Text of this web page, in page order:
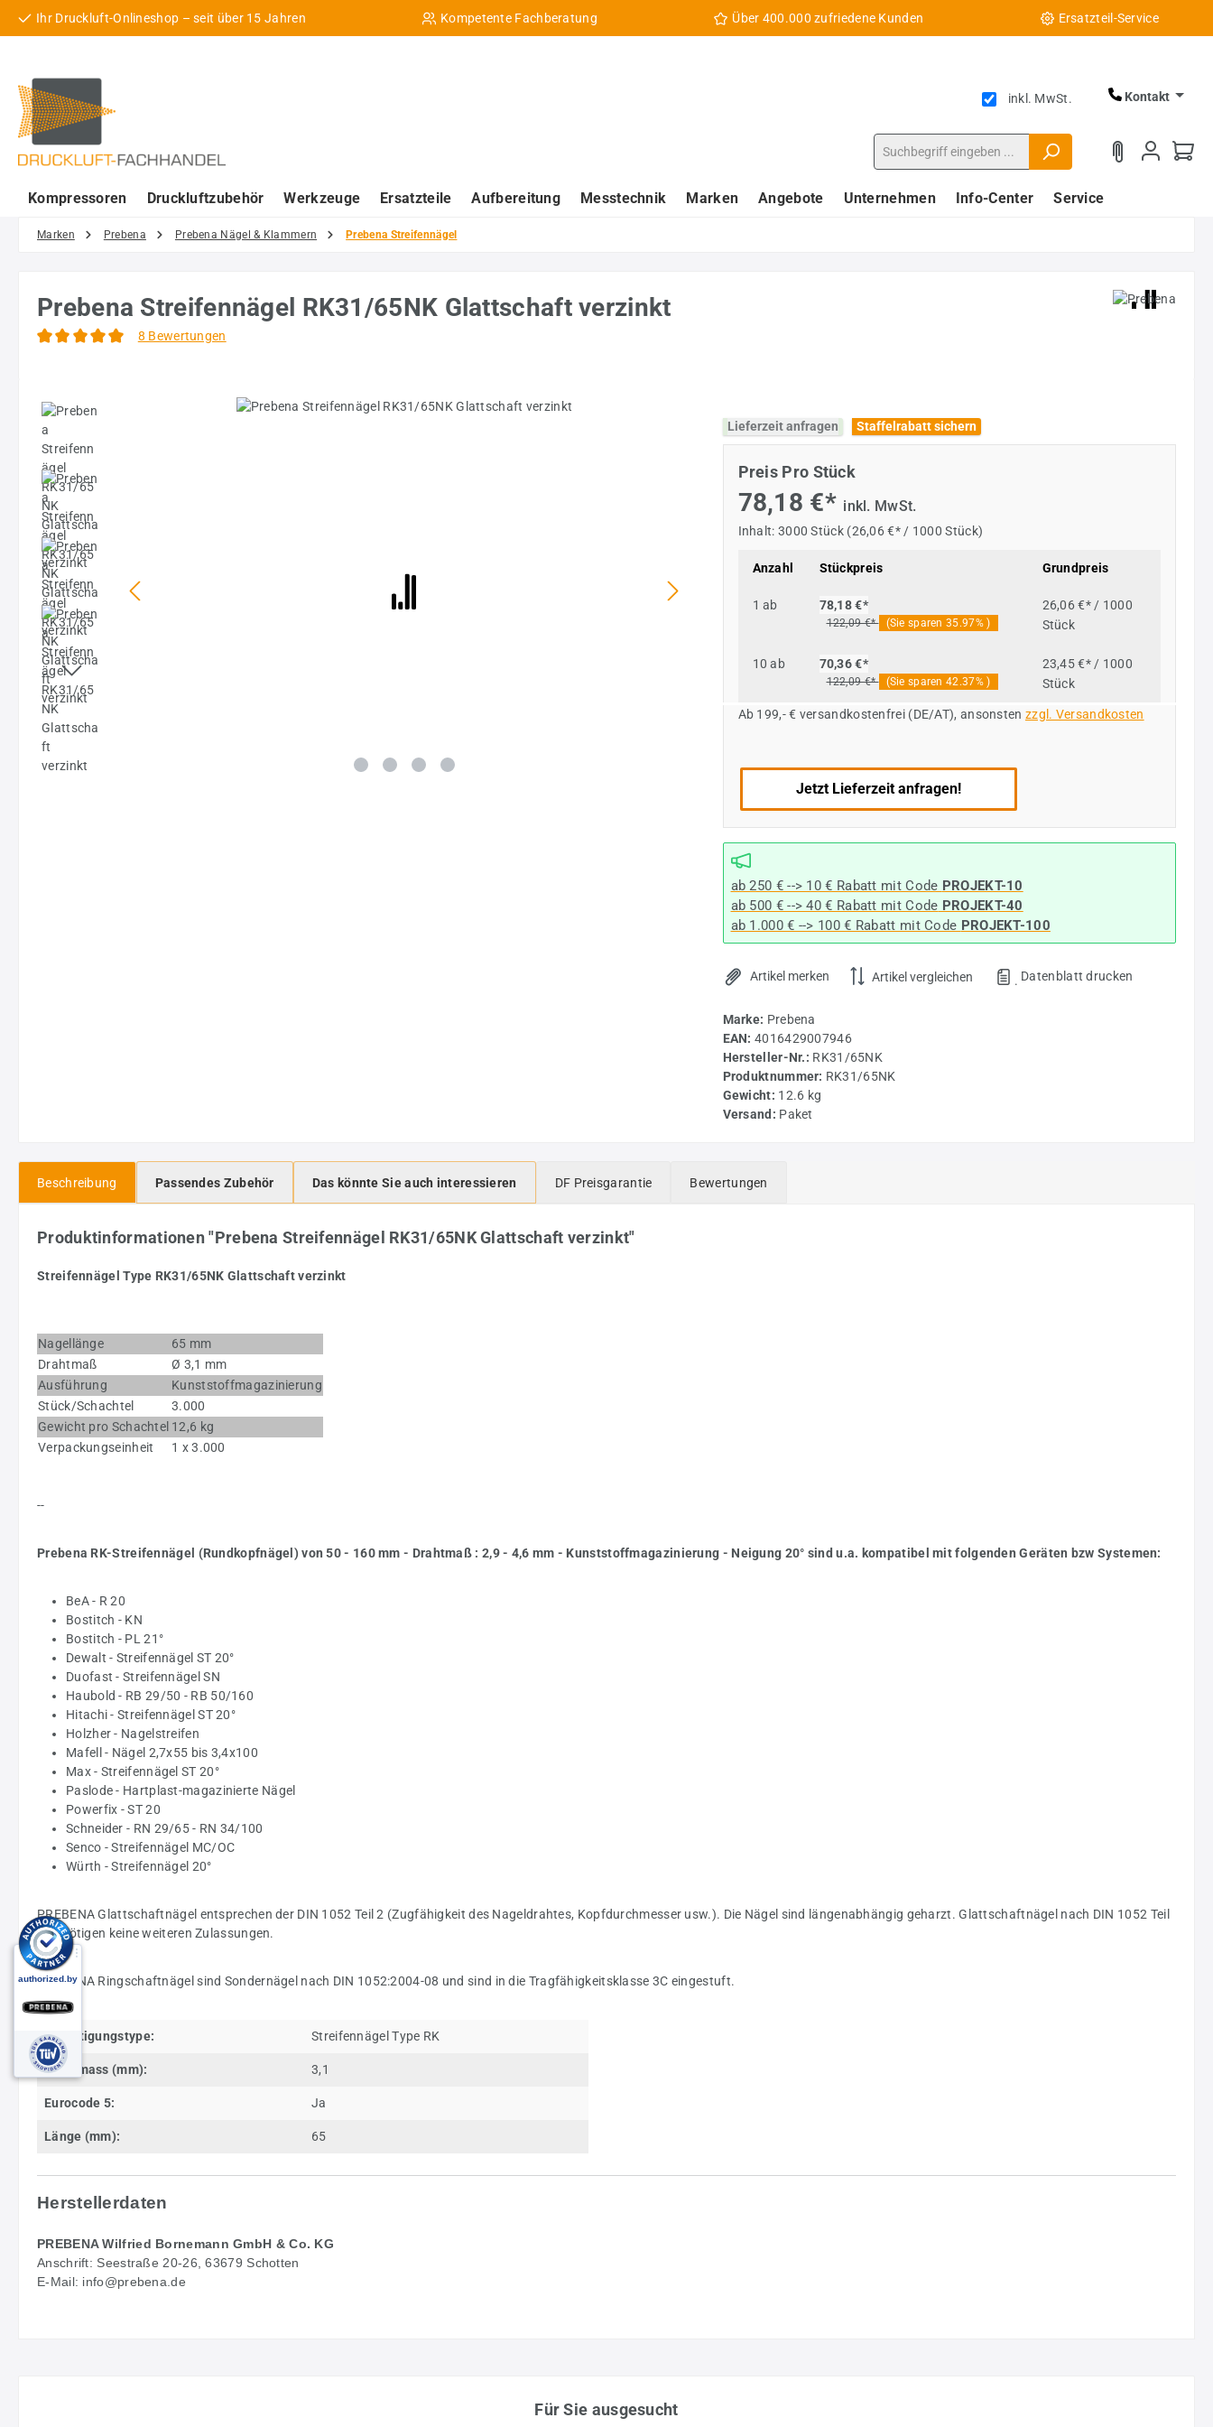
Hauptinhalt springen
Zur Suche springen
Zur Hauptnavigation springen
Ihr Druckluft-Onlineshop – seit über 15 Jahren Kompetente Fachberatung Über 400.000 zufriedene Kunden Ersatzteil-Service
inkl. MwSt. Kontakt
Kompressoren Druckluftzubehör Werkzeuge Ersatzteile Aufbereitung Messtechnik Marken Angebote Unternehmen Info-Center Service
Marken Prebena Prebena Nägel & Klammern Prebena Streifennägel
Prebena Streifennägel RK31/65NK Glattschaft verzinkt
8 Bewertungen
Bildergalerie überspringen
Lieferzeit anfragen
Staffelrabatt sichern
Preis Pro Stück
78,18 €* inkl. MwSt.
Inhalt: 3000 Stück (26,06 €* / 1000 Stück)
Anzahl Stückpreis Grundpreis
1 ab 78,18 €*
122,09 €* (Sie sparen 35.97% )
26,06 €* / 1000
Stück
10 ab 70,36 €*
122,09 €* (Sie sparen 42.37% )
23,45 €* / 1000
Stück
Ab 199,- € versandkostenfrei (DE/AT), ansonsten zzgl. Versandkosten
Jetzt Lieferzeit anfragen!
ab 250 € --> 10 € Rabatt mit Code PROJEKT-10
ab 500 € --> 40 € Rabatt mit Code PROJEKT-40
ab 1.000 € --> 100 € Rabatt mit Code PROJEKT-100
Artikel merken Artikel vergleichen . Datenblatt drucken
Marke: Prebena
EAN: 4016429007946
Hersteller-Nr.: RK31/65NK
Produktnummer: RK31/65NK
Gewicht: 12.6 kg
Versand: Paket
Beschreibung Passendes Zubehör Das könnte Sie auch interessieren DF Preisgarantie Bewertungen
Produktinformationen "Prebena Streifennägel RK31/65NK Glattschaft verzinkt"
Streifennägel Type RK31/65NK Glattschaft verzinkt
Nagellänge
65 mm
Drahtmaß
Ø 3,1 mm
Ausführung
Kunststoffmagazinierung
Stück/Schachtel
3.000
Gewicht pro Schachtel 12,6 kg
Verpackungseinheit
1 x 3.000
--
Prebena RK-Streifennägel (Rundkopfnägel) von 50 - 160 mm - Drahtmaß : 2,9 - 4,6 mm - Kunststoffmagazinierung - Neigung 20° sind u.a. kompatibel mit folgenden Geräten bzw Systemen:
BeA - R 20
Bostitch - KN
Bostitch - PL 21°
Dewalt - Streifennägel ST 20°
Duofast - Streifennägel SN
Haubold - RB 29/50 - RB 50/160
Hitachi - Streifennägel ST 20°
Holzher - Nagelstreifen
Mafell - Nägel 2,7x55 bis 3,4x100
Max - Streifennägel ST 20°
Paslode - Hartplast-magazinierte Nägel
Powerfix - ST 20
Schneider - RN 29/65 - RN 34/100
Senco - Streifennägel MC/OC
Würth - Streifennägel 20°
PREBENA Glattschaftnägel entsprechen der DIN 1052 Teil 2 (Zugfähigkeit des Nageldrahtes, Kopfdurchmesser usw.). Die Nägel sind längenabhängig geharzt. Glattschaftnägel nach DIN 1052 Teil
2 benötigen keine weiteren Zulassungen.
PREBENA Ringschaftnägel sind Sondernägel nach DIN 1052:2004-08 und sind in die Tragfähigkeitsklasse 3C eingestuft.
Befestigungstype: Streifennägel Type RK
Drahtmass (mm): 3,1
Eurocode 5: Ja
Länge (mm): 65
Herstellerdaten
PREBENA Wilfried Bornemann GmbH & Co. KG
Anschrift: Seestraße 20-26, 63679 Schotten
E-Mail: info@prebena.de
Für Sie ausgesucht